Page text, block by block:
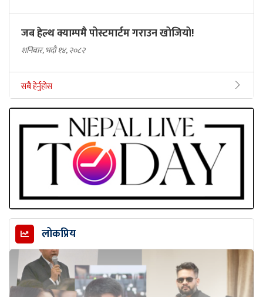
जब हेल्थ क्याम्पमै पोस्टमार्टम गराउन खोजियो!
शनिबार, भदौ १४, २०८२
सबै हेर्नुहोस
लोकप्रिय